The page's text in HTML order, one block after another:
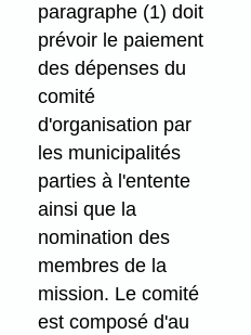
paragraphe (1) doit
prévoir le paiement
des dépenses du
comité
d'organisation par
les municipalités
parties à l'entente
ainsi que la
nomination des
membres de la
mission. Le comité
est composé d'au